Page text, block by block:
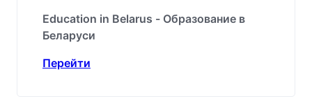
Education in Belarus - Образование в
Беларуси
Перейти